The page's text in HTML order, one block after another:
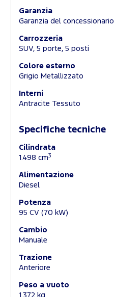
Garanzia
Garanzia del concessionario
Carrozzeria
SUV, 5 porte, 5 posti
Colore esterno
Grigio Metallizzato
Interni
Antracite Tessuto
Specifiche tecniche
Cilindrata
1.498 cm3
Alimentazione
Diesel
Potenza
95 CV (70 kW)
Cambio
Manuale
Trazione
Anteriore
Peso a vuoto
1.372 kg